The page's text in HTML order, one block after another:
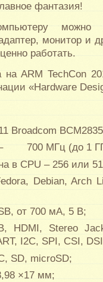
фантазия!
можно
монитор и
работать.
на ARM TechCon
«Hardware
Broadcom
– 700 МГц (до 1
в CPU – 256 или
Debian, Arch
от 700 мА, 5 В;
HDMI, Stereo
I2C, SPI, CSI,
SD, microSD;
×17 мм;